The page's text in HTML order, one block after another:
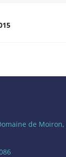
de Moiron,